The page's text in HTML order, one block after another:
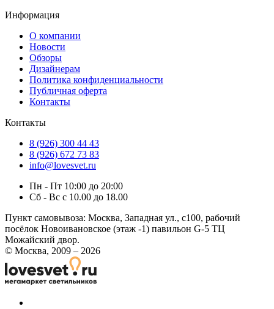
Информация
О компании
Новости
Обзоры
Дизайнерам
Политика конфиденциальности
Публичная оферта
Контакты
Контакты
8 (926) 300 44 43
8 (926) 672 73 83
info@lovesvet.ru
Пн - Пт 10:00 до 20:00
Сб - Вс с 10.00 до 18.00
Пункт самовывоза: Москва, Западная ул., с100, рабочий
посёлок Новоивановское (этаж -1) павильон G-5 ТЦ
Можайский двор.
© Москва, 2009 – 2026